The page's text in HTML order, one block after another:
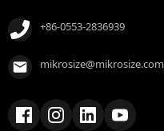
+86-0553-2836939
mikrosize@mikrosize.com